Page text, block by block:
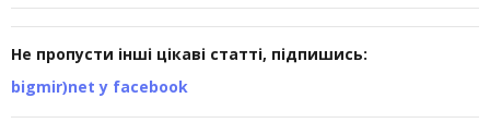
Не пропусти інші цікаві статті, підпишись:
bigmir)net у facebook